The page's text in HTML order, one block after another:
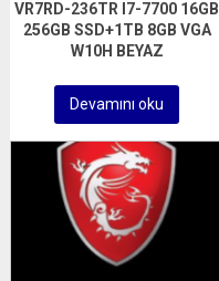
VR7RD-236TR I7-7700 16GB
256GB SSD+1TB 8GB VGA
W10H BEYAZ
Devamını oku